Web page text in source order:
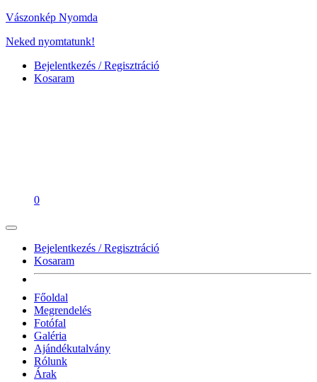
Vászonkép Nyomda
Neked nyomtatunk!
Bejelentkezés / Regisztráció
Kosaram
0
Bejelentkezés / Regisztráció
Kosaram
Főoldal
Megrendelés
Fotófal
Galéria
Ajándékutalvány
Rólunk
Árak